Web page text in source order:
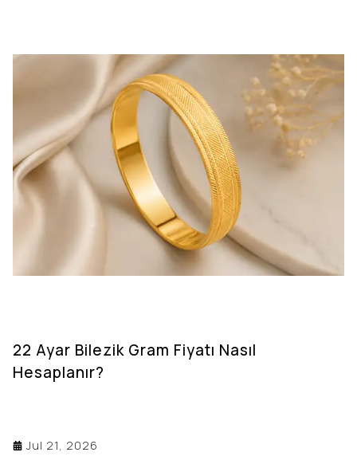
22 Ayar Bilezik Gram Fiyatı Nasıl
Hesaplanır?
Jul 21, 2026